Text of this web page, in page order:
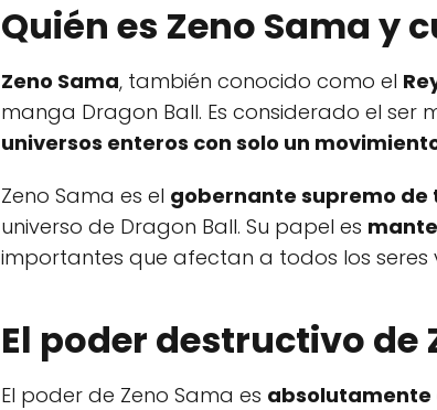
Quién es Zeno Sama y
Zeno Sama, también conocido como el
manga Dragon Ball. Es considerado el ser
universos enteros con solo un
Zeno Sama es el gobernante supremo de
universo de Dragon Ball. Su papel es
importantes que afectan a todos los seres
El poder destructivo de
El poder de Zeno Sama es